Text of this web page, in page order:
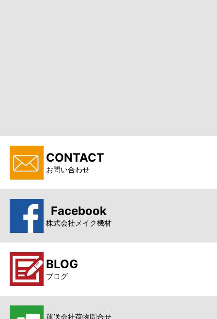
CONTACT
お問い合わせ
Facebook
株式会社メイク機材
BLOG
ブログ
運送会社荷物問合せ